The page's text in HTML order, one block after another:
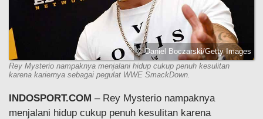
© Daniel Boczarski/Getty Images
Rey Mysterio nampaknya menjalani hidup cukup penuh kesulitan
karena kariernya sebagai pegulat WWE SmackDown.
INDOSPORT.COM – Rey Mysterio nampaknya
menjalani hidup cukup penuh kesulitan karena